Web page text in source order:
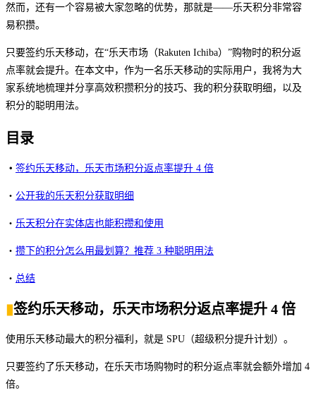
然而，还有一个容易被大家忽略的优势，那就是——乐天积分非常容
易积攒。
只要签约乐天移动，在“乐天市场（Rakuten Ichiba）”购物时的积分返
点率就会提升。在本文中，作为一名乐天移动的实际用户，我将为大
家系统地梳理并分享高效积攒积分的技巧、我的积分获取明细，以及
积分的聪明用法。
目录
・ 签约乐天移动，乐天市场积分返点率提升 4 倍
・ 公开我的乐天积分获取明细
・ 乐天积分在实体店也能积攒和使用
・ 攒下的积分怎么用最划算？推荐 3 种聪明用法
・ 总结
▮签约乐天移动，乐天市场积分返点率提升 4 倍
使用乐天移动最大的积分福利，就是 SPU（超级积分提升计划）。
只要签约了乐天移动，在乐天市场购物时的积分返点率就会额外增加 4
倍。